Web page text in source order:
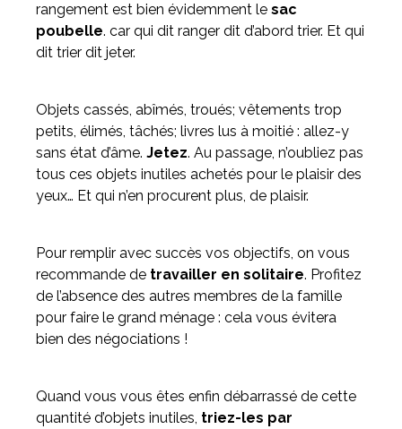
rangement est bien évidemment le sac
poubelle. car qui dit ranger dit d’abord trier. Et qui
dit trier dit jeter.
Objets cassés, abîmés, troués; vêtements trop
petits, élimés, tâchés; livres lus à moitié : allez-y
sans état d’âme. Jetez. Au passage, n’oubliez pas
tous ces objets inutiles achetés pour le plaisir des
yeux… Et qui n’en procurent plus, de plaisir.
Pour remplir avec succès vos objectifs, on vous
recommande de travailler en solitaire. Profitez
de l’absence des autres membres de la famille
pour faire le grand ménage : cela vous évitera
bien des négociations !
Quand vous vous êtes enfin débarrassé de cette
quantité d’objets inutiles, triez-les par